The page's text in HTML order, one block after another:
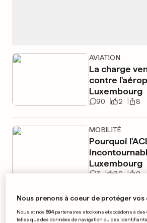
AVIATION
La charge
contre
Luxembourg
90 2 8
MOBILITÉ
Pourquoi
Luxembourg
3 30 0
PUBLICITÉ
Nous prenons à coeur de protéger vos
Nous et nos594partenaires stockons et accédons à
telles que des données de navigation ou des